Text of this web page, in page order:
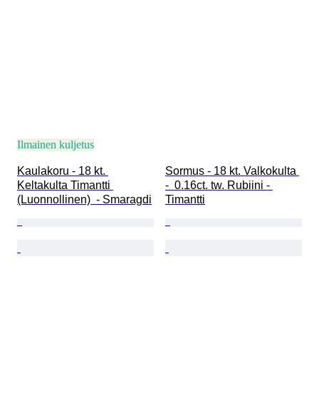
Ilmainen kuljetus
Kaulakoru - 18 kt.
Keltakulta Timantti
(Luonnollinen)  - Smaragdi
Sormus - 18 kt. Valkokulta
-  0.16ct. tw. Rubiini -
Timantti